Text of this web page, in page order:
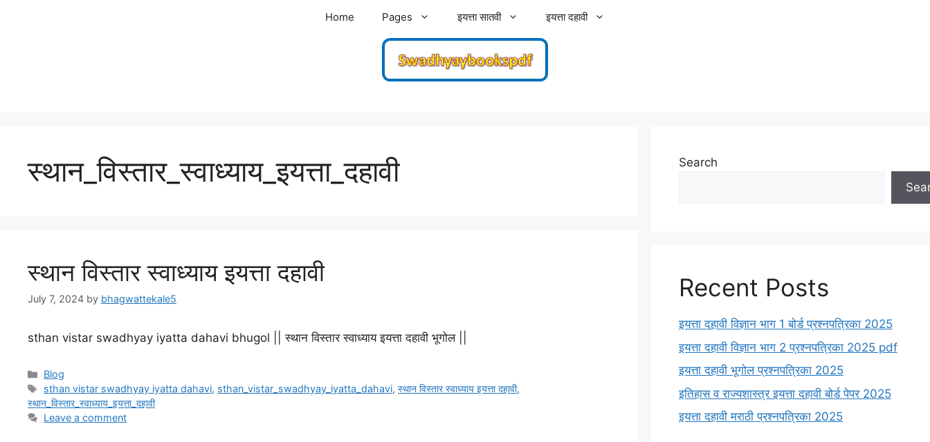
Home Pages इयत्ता सातवी इयत्ता दहावी
स्थान_विस्तार_स्वाध्याय_इयत्ता_दहावी
स्थान विस्तार स्वाध्याय इयत्ता दहावी
July 7, 2024 by bhagwattekale5
sthan vistar swadhyay iyatta dahavi bhugol || स्थान विस्तार स्वाध्याय इयत्ता दहावी भूगोल ||
Categories
Blog
Tags
sthan vistar swadhyay iyatta dahavi, sthan_vistar_swadhyay_iyatta_dahavi,स्थान विस्तार स्वाध्याय इयत्ता दहावी,
स्थान_विस्तार_स्वाध्याय_इयत्ता_दहावी
Leave a comment
Search
Recent Posts
इयत्ता दहावी विज्ञान भाग 1 बोर्ड प्रश्नपत्रिका 2025
इयत्ता दहावी विज्ञान भाग 2 प्रश्नपत्रिका 2025 pdf
इयत्ता दहावी भूगोल प्रश्नपत्रिका 2025
इतिहास व राज्यशास्त्र इयत्ता दहावी बोर्ड पेपर 2025
इयत्ता दहावी मराठी प्रश्नपत्रिका 2025